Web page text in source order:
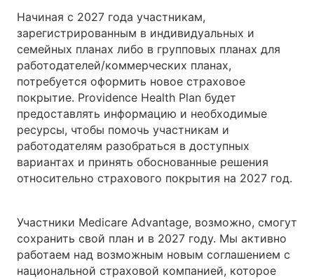
Начиная с 2027 года участникам,
зарегистрированным в индивидуальных и
семейных планах либо в групповых планах для
работодателей/коммерческих планах,
потребуется оформить новое страховое
покрытие. Providence Health Plan будет
предоставлять информацию и необходимые
ресурсы, чтобы помочь участникам и
работодателям разобраться в доступных
вариантах и принять обоснованные решения
относительно страхового покрытия на 2027 год.
Участники Medicare Advantage, возможно, смогут
сохранить свой план и в 2027 году. Мы активно
работаем над возможным новым соглашением с
национальной страховой компанией, которое